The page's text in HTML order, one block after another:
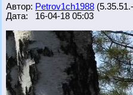
Автор: Petrov1ch1988
Дата: 16-04-18 05:03